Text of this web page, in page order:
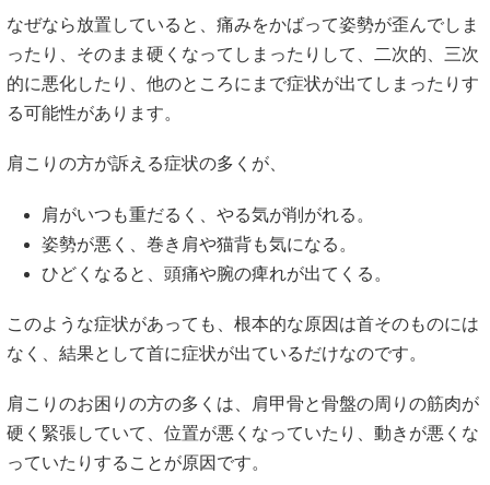
なぜなら放置していると、痛みをかばって姿勢が歪んでしま
ったり、そのまま硬くなってしまったりして、二次的、三次
的に悪化したり、他のところにまで症状が出てしまったりす
る可能性があります。
肩こりの方が訴える症状の多くが、
肩がいつも重だるく、やる気が削がれる。
姿勢が悪く、巻き肩や猫背も気になる。
ひどくなると、頭痛や腕の痺れが出てくる。
このような症状があっても、根本的な原因は首そのものには
なく、結果として首に症状が出ているだけなのです。
肩こりのお困りの方の多くは、肩甲骨と骨盤の周りの筋肉が
硬く緊張していて、位置が悪くなっていたり、動きが悪くな
っていたりすることが原因です。